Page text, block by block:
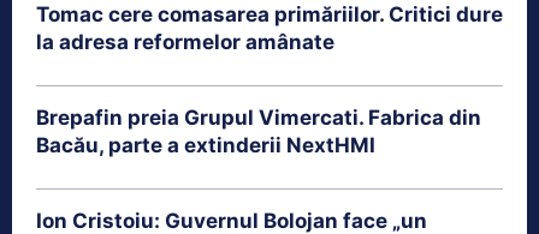
Tomac cere comasarea primăriilor. Critici dure
la adresa reformelor amânate
Brepafin preia Grupul Vimercati. Fabrica din
Bacău, parte a extinderii NextHMI
Ion Cristoiu: Guvernul Bolojan face „un